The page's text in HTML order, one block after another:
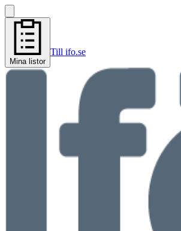
Mina listor
Till ifo.se